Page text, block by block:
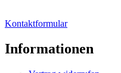
Kontaktformular
Informationen